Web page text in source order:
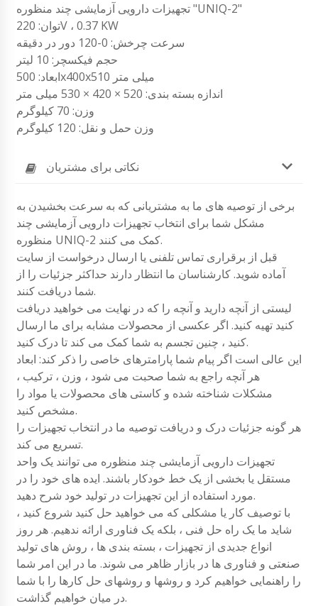
تجهیزات دارویی آزمایشی چند منظوره "UNIQ-2"
توان: 220V ، 0.37 KW
سرعت چرخش: 0-120 دور در دقیقه
حجم فیکسچر: 10 لیتر
ابعاد: 500x400x510 میلی متر
اندازه بسته بندی: 520 × 420 × 530 میلی متر
وزن: 70 کیلوگرم
وزن حمل و نقل: 120 کیلوگرم
نکاتی برای مشتریان
برخی از توصیه های ما به مشتریانی که به سرعت بخشیدن به
مشکل شما برای انتخاب تجهیزات دارویی آزمایشی چند
منظوره UNIQ-2 کمک می کنند.
قبل از برقراری تماس تلفنی یا ارسال درخواست از سایت
آماده شوید. کارشناسان ما انتظار دارند حداکثر جزئیات را از
شما دریافت کنند.
لیستی از آنچه دارید و آنچه را که در نهایت می خواهید دریافت
کنید تهیه کنید. اگر عکسی از محصولات مشابه برای ما ارسال
کنید ، چنین تجسم به شما کمک می کند تا درک کنید.
این عالی است اگر پیام شما پارامترهای خاصی را ذکر کند: ابعاد
هر آنچه راجع به شما صحبت می شود ، وزن ، ترکیب ،
مشکلات شناخته شده و کاستی های محصولات یا مواد را
مشخص کنید.
هر گونه جزئیات درک و دریافت توصیه ما در انتخاب تجهیزات را
تسریع می کند.
تجهیزات دارویی آزمایشی چند منظوره می توانند یک واحد
مستقل یا بخشی از یک خط خودکار باشند. ایده های خود را در
مورد استفاده از این تجهیزات در تولید خود شرح دهید.
با توصیف کار یا مشکلی که می خواهید حل کنید شروع کنید ،
شاید ما یک راه حل فنی ، بلکه یک فناوری ارائه ندهیم. هر روز
انواع جدیدی از تجهیزات ، بسته بندی ها ، روش های تولید
صنعتی و فناوری ها در بازار ظاهر می شوند. ما در این امر شما
را راهنمایی خواهیم کرد و روشها و روشهای حل کارها را با شما
در میان خواهیم گذاشت.